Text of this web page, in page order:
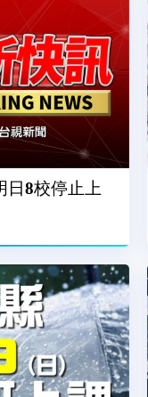
日8校停止上